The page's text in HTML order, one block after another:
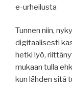
e-urheilusta
Tunnen niin,
digitaalisesti
hetki lyö,
mukaan tulla
kun lähden sitä